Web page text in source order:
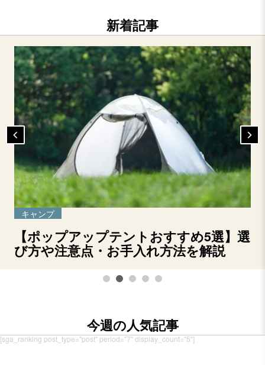
新着記事
キャンプ
【ポップアップテントおすすめ5選】選
び方や注意点・お手入れ方法を解説
今週の人気記事
[sga_ranking post_type="post" period="7" display_count="5"]